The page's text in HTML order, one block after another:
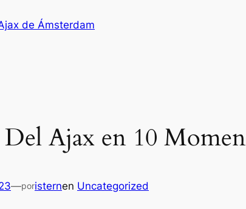
de Ámsterdam
Ajax en 10
—poristernen Uncategorized